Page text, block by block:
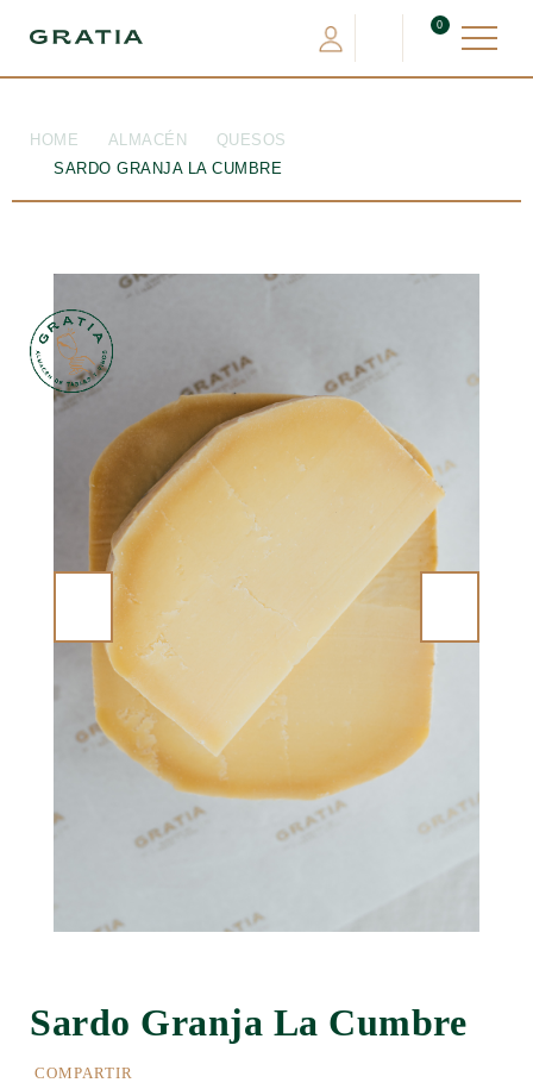
0
HOME ALMACÉN
QUESOS
SARDO GRANJA LA CUMBRE
Sardo Granja La Cumbre
COMPARTIR